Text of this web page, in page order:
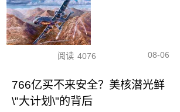
阅读 4076 08-06
766亿买不来安全？美核潜光鲜
\"大计划\"的背后